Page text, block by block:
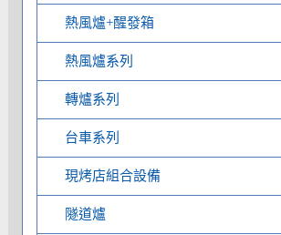
熱風爐+醒發箱
熱風爐系列
轉爐系列
台車系列
現烤店組合設備
隧道爐